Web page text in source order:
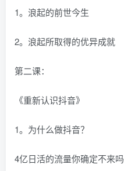
1。浪起的前世今生
2。浪起所取得的优异成就
第二课：
《重新认识抖音》
1。为什么做抖音？
4亿日活的流量你确定不来吗